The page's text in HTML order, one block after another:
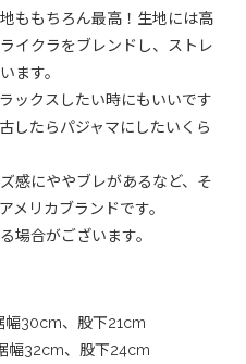
ももちろん最高！生地には高
イクラをブレンドし、ストレ
ます。
ックスしたい時にもいいです
したらパジャマにしたいくら
感にややブレがあるなど、そ
メリカブランドです。
場合がございます。
幅30cm、股下21cm
幅32cm、股下24cm